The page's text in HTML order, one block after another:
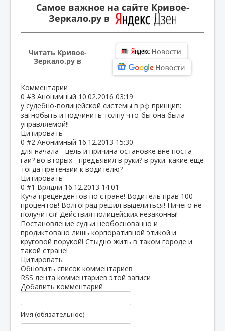
Самое важное на сайте Кривое-
Зеркало.ру в
Читать Кривое-
Зеркало.ру в
Комментарии
0 #3 Анонимный 10.02.2016 03:19
у судебно-полицейской системы в рф принцип:
загнобыть и подчинить толпу что-бы она была
управляемой!!
Цитировать
0 #2 Анонимный 16.12.2013 15:30
для начала - цель и причина остановке вне поста
гаи? во вторых - предъявил в руки? в руки. какие еще
тогда претензии к водителю?
Цитировать
0 #1 Врядли 16.12.2013 14:01
Куча прецендентов по стране! Водитель прав 100
процентов! Волгоград решил выделиться! Ничего не
получится! Действия полицейских незаконны!
Постановление судьи необоснованно и
продиктовано лишь корпоративной этикой и
круговой порукой! Стыдно жить в таком городе и
такой стране!
Цитировать
Обновить список комментариев
RSS лента комментариев этой записи
Добавить комментарий
Имя (обязательное)